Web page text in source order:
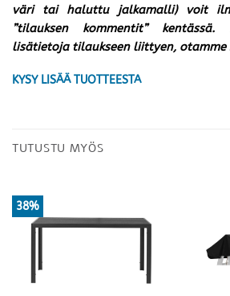
väri tai haluttu jalkamalli) voit
”tilauksen kommentit” kentässä.
lisätietoja tilaukseen liittyen,
KYSY LISÄÄ TUOTTEESTA
TUTUSTU MYÖS
38%